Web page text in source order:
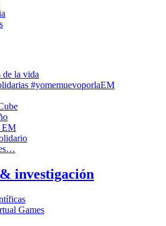
de la vida
#yomemuevoporlaEM
EM
investigación
Games